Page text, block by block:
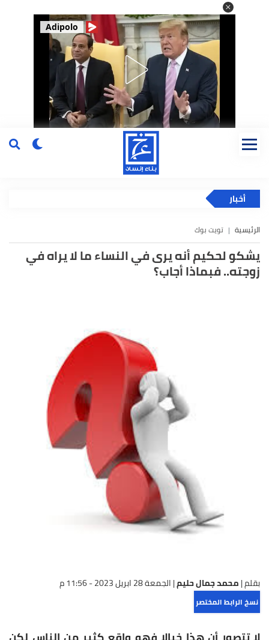
Adipolo
أخبار
الرئيسية تويت بوك
يشكو لحكيم أنه يرى في النساء ما لا يراه في
زوجته.. فبماذا أجاب؟
بقلم |محمد جمال حليم|الجمعة 28 ابريل 2023 - 11:56 م
نسخ الرابط المختصر